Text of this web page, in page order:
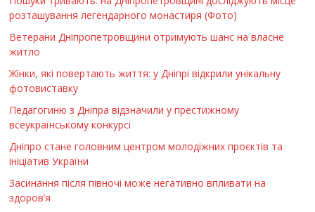
розташування легендарного монастиря (Фото)
Ветерани Дніпропетровщини отримують шанс на власне
житло
Жінки, які повертають життя: у Дніпрі відкрили унікальну
фотовиставку
Педагогиню з Дніпра відзначили у престижному
всеукраїнському конкурсі
Дніпро стане головним центром молодіжних проєктів та
ініціатив України
Засинання після півночі може негативно впливати на
здоров’я